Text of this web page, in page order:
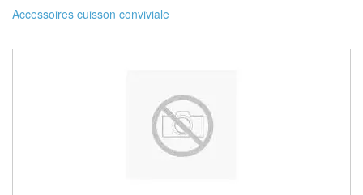
Accessoires cuisson conviviale